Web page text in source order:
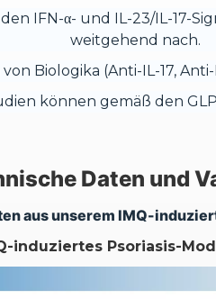
IFN-α- und IL-23/IL-17-
weitgehend nach.
Biologika (Anti-IL-17,
können gemäß den
Daten und
aus unserem IMQ-
induziertes Psoriasis-